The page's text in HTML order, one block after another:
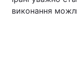
виконання